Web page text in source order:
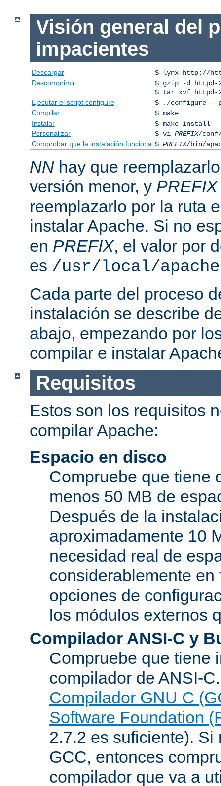
Visión general del
impacientes
Descargar
$ lynx http://
Descomprimir
$ gzip -d httpd-
$ tar xvf httpd-
Ejecutar el script configure
$ ./configure --
Compilar
$ make
Instalar
$ make install
Personalizar
$ vi PREFIX/conf/
Comprobar que la instalación funciona $ PREFIX/bin/
NN hay que
versión menor, y PREFIX
reemplazarlo por la ruta
instalar Apache. Si no
en PREFIX, el valor por
es /usr/local/
Cada parte del proceso
instalación se describe
abajo, empezando por
compilar e instalar
Requisitos
Estos son los requisitos
compilar Apache:
Espacio en disco
Compruebe que tiene
menos 50 MB de
Después de la
aproximadamente 10
necesidad real de
considerablemente en
opciones de
los módulos externos
Compilador ANSI-C y
Compruebe que tiene
compilador de ANSI-
Compilador GNU C
Software Foundation
2.7.2 es suficiente).
GCC, entonces
compilador que va a